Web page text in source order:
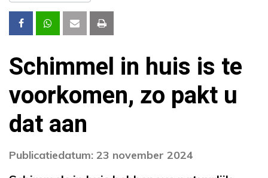
Schimmel in huis is te
voorkomen, zo pakt u
dat aan
Publicatiedatum: 23 november 2024